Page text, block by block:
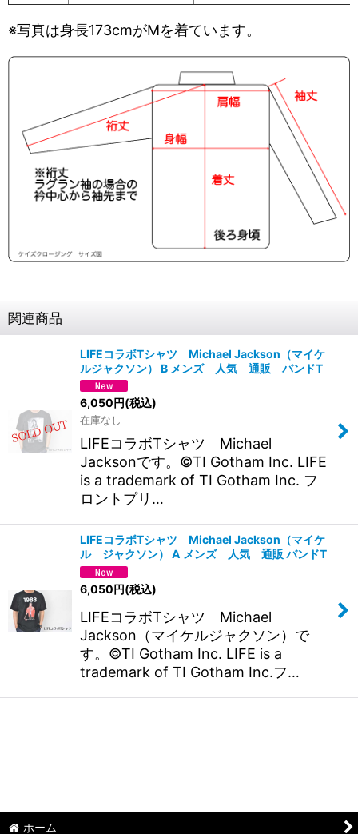
※写真は身長173cmがMを着ています。
関連商品
LIFEコラボTシャツ Michael Jackson（マイケ
ルジャクソン） B メンズ 人気 通販 バンドT
6,050円(税込)
在庫なし
LIFEコラボTシャツ Michael
Jacksonです。©TI Gotham Inc. LIFE
is a trademark of TI Gotham Inc. フ
ロントプリ…
LIFEコラボTシャツ Michael Jackson（マイケ
ル ジャクソン） A メンズ 人気 通販 バンドT
6,050円(税込)
LIFEコラボTシャツ Michael
Jackson（マイケルジャクソン）で
す。©TI Gotham Inc. LIFE is a
trademark of TI Gotham Inc.フ…
ホーム